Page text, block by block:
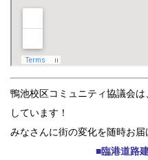
鴨池校区コミュニティ協議会
しています！
みなさんに街の変化を随時お届
■臨港道路